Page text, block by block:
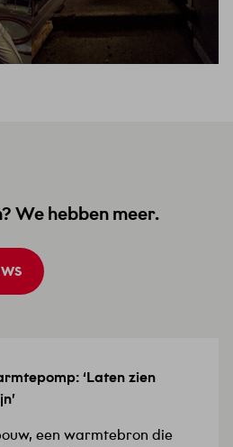
We hebben meer.
‘Laten zien
een warmtebron die